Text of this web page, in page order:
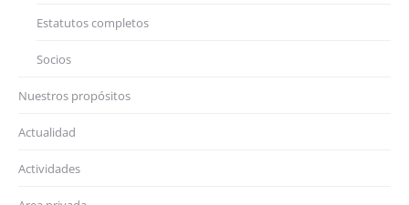
Estatutos completos
Socios
Nuestros propósitos
Actualidad
Actividades